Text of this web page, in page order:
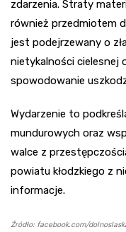
zdarzenia. Straty
również przedmiotem
jest podejrzewany o
nietykalności cielesnej
spowodowanie
Wydarzenie to
mundurowych oraz
walce z
powiatu kłodzkiego z
informacje.
Źródło: facebook.com/